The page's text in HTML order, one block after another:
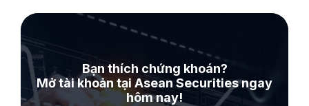
Bạn thích chứng khoán?
Mở tài khoản tại Asean Securities ngay
hôm nay!